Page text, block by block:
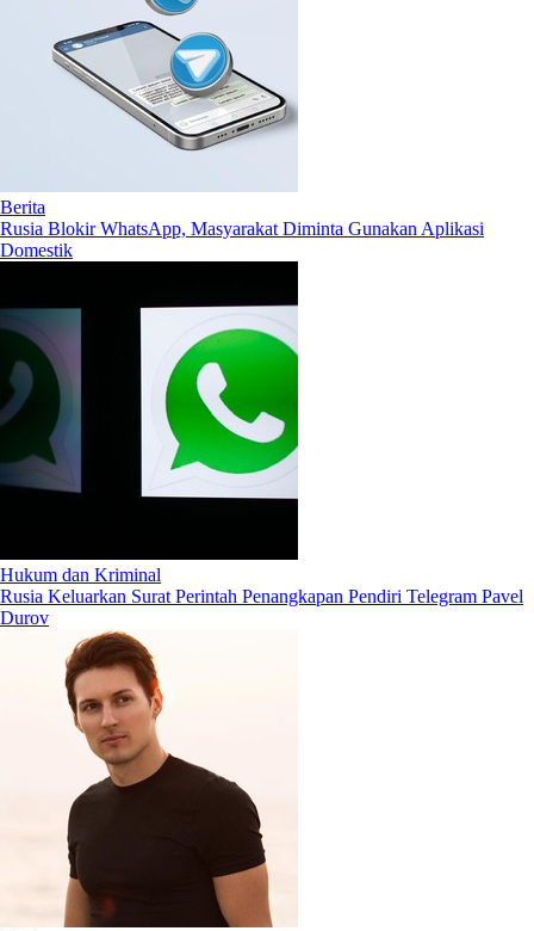
Berita
Rusia Blokir WhatsApp, Masyarakat Diminta Gunakan Aplikasi
Domestik
Hukum dan Kriminal
Rusia Keluarkan Surat Perintah Penangkapan Pendiri Telegram Pavel
Durov